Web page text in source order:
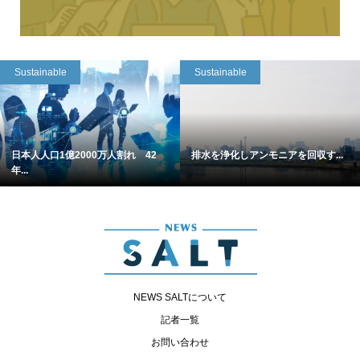
Sustainable
日本人人口1億2000万人割れ 42
年...
Sustainable
排水を浄化しアンモニアを回収す...
NEWS SALTについて
記者一覧
お問い合わせ